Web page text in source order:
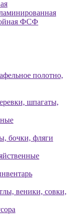
ФСФ
полотно,
шпагаты,
бочки, фляги
веники, совки,